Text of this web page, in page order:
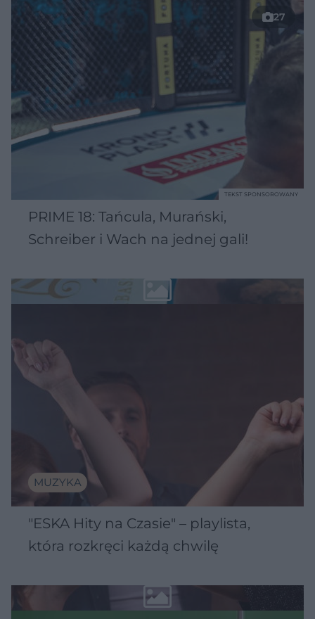
27
PRIME 18: Tańcula, Murański,
Schreiber i Wach na jednej gali!
TEKST SPONSOROWANY
MUZYKA
"ESKA Hity na Czasie" – playlista,
która rozkręci każdą chwilę